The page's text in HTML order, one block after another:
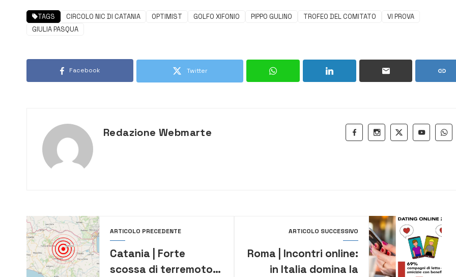
TAGS CIRCOLO NIC DI CATANIA OPTIMIST GOLFO XIFONIO PIPPO GULINO TROFEO DEL COMITATO
VI PROVA
GIULIA PASQUA
Facebook Twitter
Redazione Webmarte
ARTICOLO PRECEDENTE
Catania | Forte
scossa di terremoto
ARTICOLO SUCCESSIVO
Roma | Incontri online:
in Italia domina la